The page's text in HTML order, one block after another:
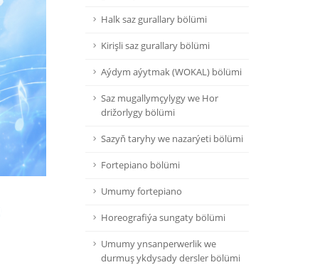
Halk saz gurallary bölümi
Kirişli saz gurallary bölümi
Aýdym aýytmak (WOKAL) bölümi
Saz mugallymçylygy we Hor
drižorlygy bölümi
Sazyň taryhy we nazarýeti bölümi
Fortepiano bölümi
Umumy fortepiano
Horeografiýa sungaty bölümi
Umumy ynsanperwerlik we
durmuş ykdysady dersler bölümi